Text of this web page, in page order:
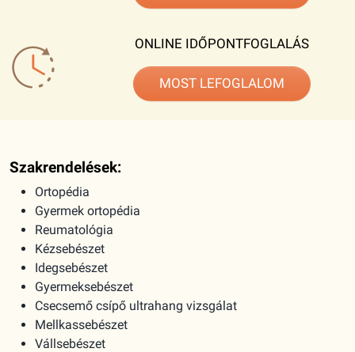
ONLINE IDŐPONTFOGLALÁS
MOST LEFOGLALOM
Szakrendelések:
Ortopédia
Gyermek ortopédia
Reumatológia
Kézsebészet
Idegsebészet
Gyermeksebészet
Csecsemő csípő ultrahang vizsgálat
Mellkassebészet
Vállsebészet